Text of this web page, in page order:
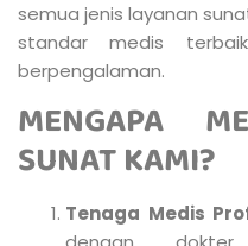
semua jenis layanan
standar medis
berpengalaman.
MENGAPA
SUNAT KAMI?
Tenaga Medis